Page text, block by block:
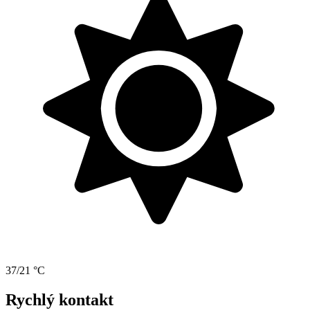
37/21 °C
Rychlý kontakt